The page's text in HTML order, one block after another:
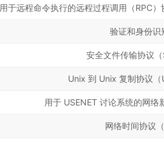
用于远程命令执行的远程过程调用（RPC
验证和身份识
安全文件传输协议
Unix 到 Unix 复制协议（
用于 USENET 讨论系统的网络
网络时间协议（